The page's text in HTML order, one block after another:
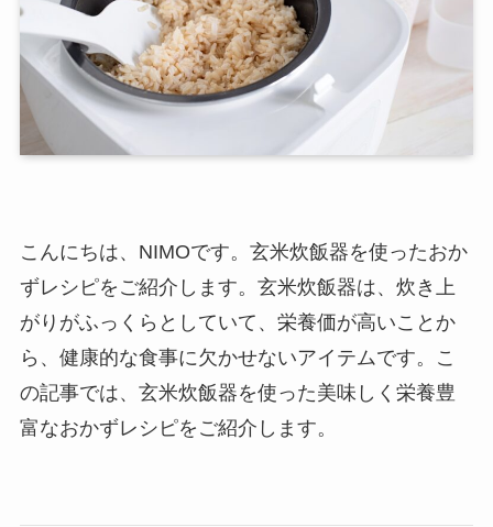
こんにちは、NIMOです。玄米炊飯器を使ったおか
ずレシピをご紹介します。玄米炊飯器は、炊き上
がりがふっくらとしていて、栄養価が高いことか
ら、健康的な食事に欠かせないアイテムです。こ
の記事では、玄米炊飯器を使った美味しく栄養豊
富なおかずレシピをご紹介します。